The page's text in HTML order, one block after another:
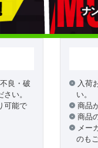
良・破
い。
可能で
入荷
い。
商品
商品
メー
のも